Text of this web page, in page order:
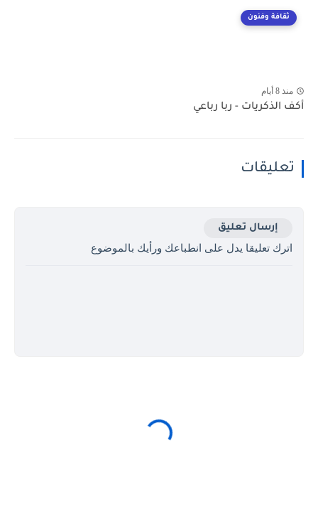
ثقافة وفنون
منذ 8 أيام
أكف الذكريات - ربا رباعي
تعليقات
إرسال تعليق
اترك تعليقا يدل على انطباعك ورأيك بالموضوع